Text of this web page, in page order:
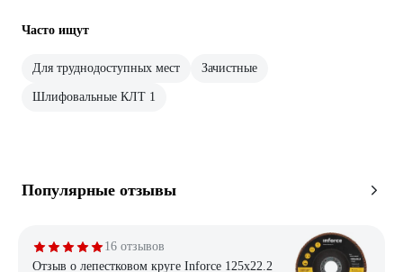
Часто ищут
Для труднодоступных мест Зачистные
Шлифовальные КЛТ 1
Популярные отзывы
16 отзывов
Отзыв о лепестковом круге Inforce 125x22.2